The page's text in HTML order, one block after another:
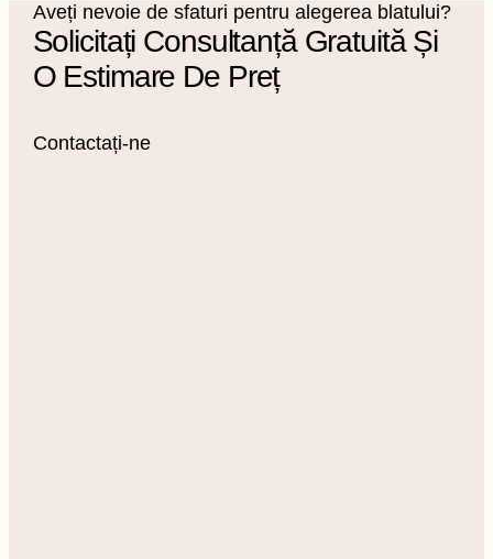
Aveți nevoie de sfaturi pentru alegerea blatului?
Solicitați Consultanță Gratuită Și
O Estimare De Preț
Contactați-ne